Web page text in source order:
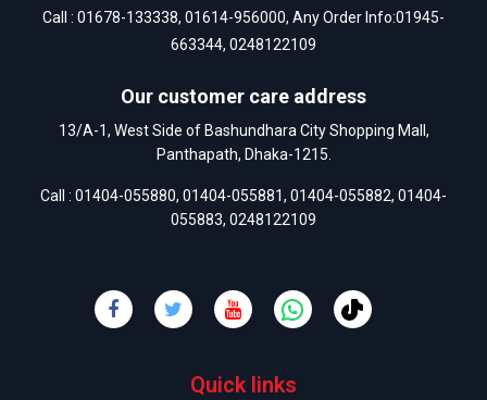
Call : 01678-133338, 01614-956000, Any Order Info:01945-
663344, 0248122109
Our customer care address
13/A-1, West Side of Bashundhara City Shopping Mall,
Panthapath, Dhaka-1215.
Call : 01404-055880, 01404-055881, 01404-055882, 01404-
055883, 0248122109
Quick links